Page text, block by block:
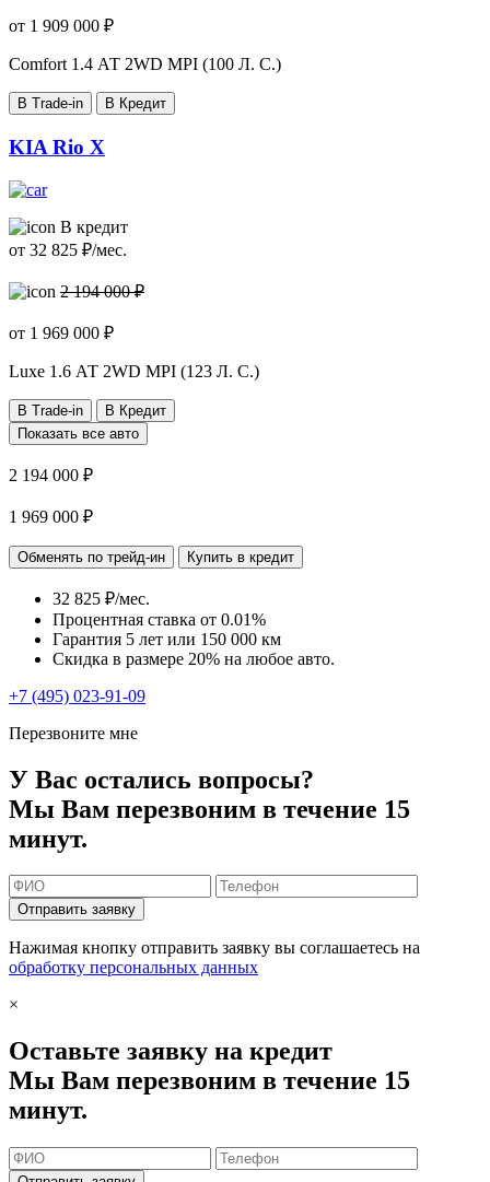
от 1 909 000 ₽
Comfort 1.4 АТ 2WD MPI (100 Л. C.)
В Trade-in В Кредит
KIA Rio X
В кредит
от 32 825 ₽/мес.
2 194 000 ₽
от 1 969 000 ₽
Luxe 1.6 АТ 2WD MPI (123 Л. C.)
В Trade-in
В Кредит
Показать все авто
2 194 000 ₽
1 969 000 ₽
Обменять по трейд-ин Купить в кредит
32 825 ₽/мес.
Процентная ставка от 0.01%
Гарантия 5 лет или 150 000 км
Скидка в размере 20% на любое авто.
+7 (495) 023-91-09
Перезвоните мне
У Вас остались вопросы?
Мы Вам перезвоним в течение 15
минут.
Отправить заявку
Нажимая кнопку отправить заявку вы соглашаетесь на
обработку персональных данных
×
Оставьте заявку на кредит
Мы Вам перезвоним в течение 15
минут.